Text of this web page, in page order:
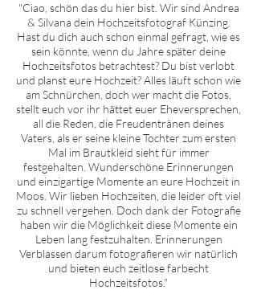
"Ciao, schön das du hier bist. Wir sind Andrea
& Silvana dein Hochzeitsfotograf Künzing.
Hast du dich auch schon einmal gefragt, wie es
sein könnte, wenn du Jahre später deine
Hochzeitsfotos betrachtest? Du bist verlobt
und planst eure Hochzeit? Alles läuft schon wie
am Schnürchen, doch wer macht die Fotos,
stellt euch vor ihr hättet euer Eheversprechen,
all die Reden, die Freudentränen deines
Vaters, als er seine kleine Tochter zum ersten
Mal im Brautkleid sieht für immer
festgehalten. Wunderschöne Erinnerungen
und einzigartige Momente an eure Hochzeit in
Moos. Wir lieben Hochzeiten, die leider oft viel
zu schnell vergehen. Doch dank der Fotografie
haben wir die Möglichkeit diese Momente ein
Leben lang festzuhalten. Erinnerungen
Verblassen darum fotografieren wir natürlich
und bieten euch zeitlose farbecht
Hochzeitsfotos."